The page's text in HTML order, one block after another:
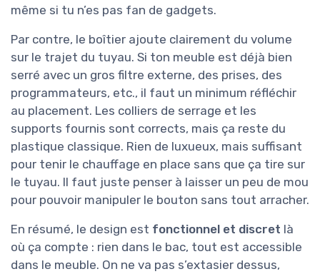
même si tu n’es pas fan de gadgets.
Par contre, le boîtier ajoute clairement du volume
sur le trajet du tuyau. Si ton meuble est déjà bien
serré avec un gros filtre externe, des prises, des
programmateurs, etc., il faut un minimum réfléchir
au placement. Les colliers de serrage et les
supports fournis sont corrects, mais ça reste du
plastique classique. Rien de luxueux, mais suffisant
pour tenir le chauffage en place sans que ça tire sur
le tuyau. Il faut juste penser à laisser un peu de mou
pour pouvoir manipuler le bouton sans tout arracher.
En résumé, le design est fonctionnel et discret là
où ça compte : rien dans le bac, tout est accessible
dans le meuble. On ne va pas s’extasier dessus,